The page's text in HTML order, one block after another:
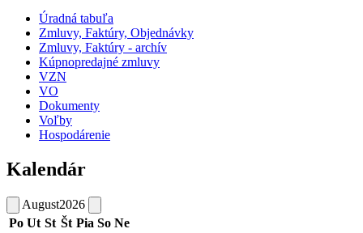
Úradná tabuľa
Zmluvy, Faktúry, Objednávky
Zmluvy, Faktúry - archív
Kúpnopredajné zmluvy
VZN
VO
Dokumenty
Voľby
Hospodárenie
Kalendár
August2026
Po Ut St Št Pia So Ne